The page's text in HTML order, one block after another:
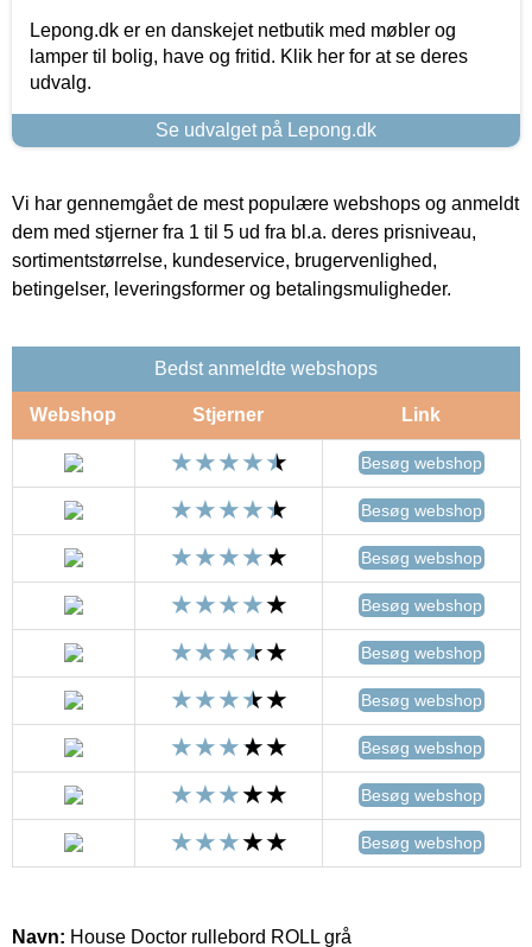
Lepong.dk er en danskejet netbutik med møbler og
lamper til bolig, have og fritid. Klik her for at se deres
udvalg.
Se udvalget på Lepong.dk
Vi har gennemgået de mest populære webshops og anmeldt
dem med stjerner fra 1 til 5 ud fra bl.a. deres prisniveau,
sortimentstørrelse, kundeservice, brugervenlighed,
betingelser, leveringsformer og betalingsmuligheder.
Bedst anmeldte webshops
Webshop Stjerner Link
Besøg webshop
Besøg webshop
Besøg webshop
Besøg webshop
Besøg webshop
Besøg webshop
Besøg webshop
Besøg webshop
Besøg webshop
Navn: House Doctor rullebord ROLL grå